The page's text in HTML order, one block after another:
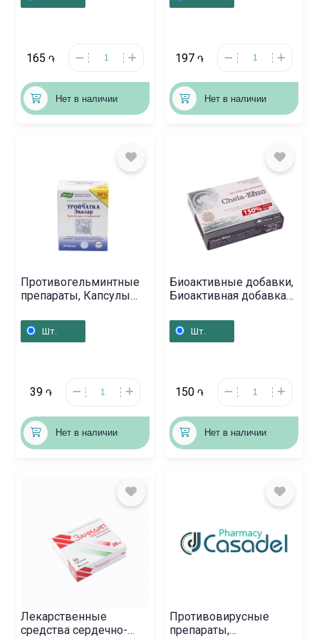
165 ֏
Нет в наличии
197 ֏
Нет в наличии
Противогельминтные
препараты, Капсулы
Ռուսաստան
Шт.
39 ֏
Нет в наличии
Биоактивные добавки,
Биоактивная добавка
Լեհաստան
Шт.
150 ֏
Нет в наличии
Лекарственные
средства сердечно-
Противовирусные
препараты,